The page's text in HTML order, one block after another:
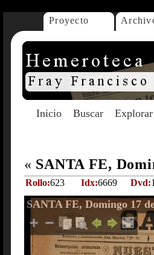
Proyecto
Inicio Buscar Explorar
« SANTA FE,
Rollo:623 Idx:6669 Dvd:
SANTA FE, Domingo 17